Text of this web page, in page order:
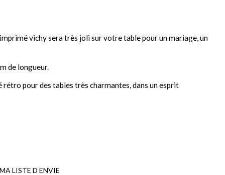
vichy sera très joli sur votre table pour un mariage, un
de longueur.
pour des tables très charmantes, dans un esprit
LISTE D ENVIE